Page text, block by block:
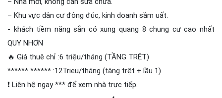
– Khu vực dân cư đông đúc, kinh doanh sầm uất.
- khách tiềm năng sẳn có xung quang 8 chung cư cao nhất
QUY NHƠN
🔥 Giá thuê chỉ :6 triệu/tháng (TẦNG TRỆT)
****** ****** :12Trieu/tháng (tàng trệt + lầu 1)
❗ Liên hệ ngay *** để xem nhà trực tiếp.